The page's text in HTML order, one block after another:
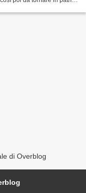
di Overblog